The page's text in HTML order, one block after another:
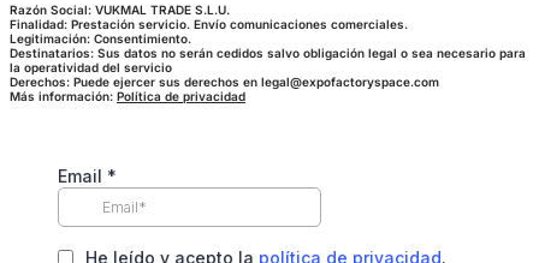
Razón Social: VUKMAL TRADE S.L.U.
Finalidad: Prestación servicio. Envío comunicaciones comerciales.
Legitimación: Consentimiento.
Destinatarios: Sus datos no serán cedidos salvo obligación legal o sea necesario para
la operatividad del servicio
Derechos: Puede ejercer sus derechos en legal@expofactoryspace.com
Más información: Política de privacidad